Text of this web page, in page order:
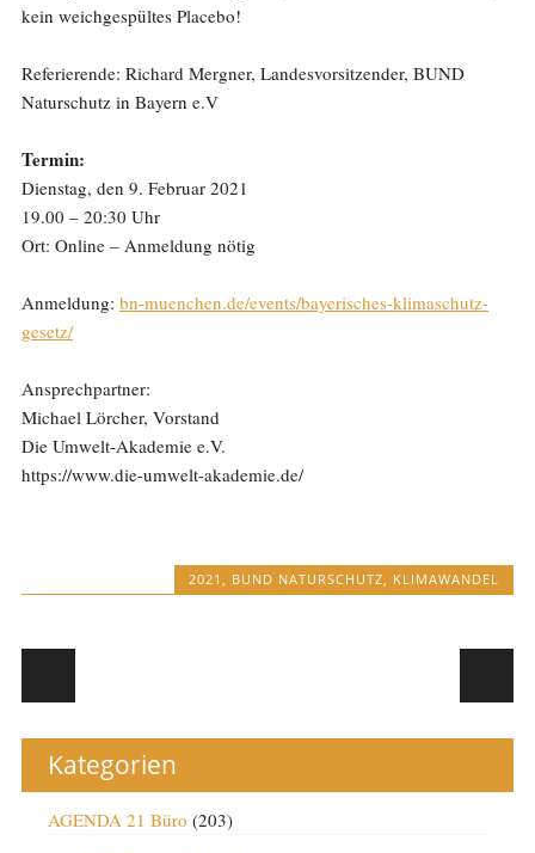
kein weichgespültes Placebo!
Referierende: Richard Mergner, Landesvorsitzender, BUND
Naturschutz in Bayern e.V
Termin:
Dienstag, den 9. Februar 2021
19.00 – 20:30 Uhr
Ort: Online – Anmeldung nötig
Anmeldung: bn-muenchen.de/events/bayerisches-klimaschutz-
gesetz/
Ansprechpartner:
Michael Lörcher, Vorstand
Die Umwelt-Akademie e.V.
https://www.die-umwelt-akademie.de/
2021, BUND NATURSCHUTZ, KLIMAWANDEL
Post navigation
Kategorien
AGENDA 21 Büro (203)